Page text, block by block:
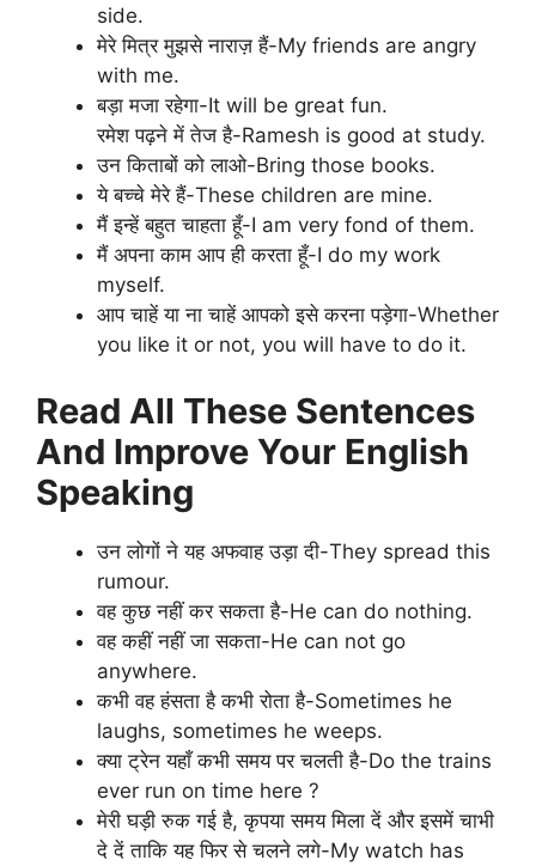
side.
मेरे मित्र मुझसे नाराज़ हैं-My friends are angry
with me.
बड़ा मजा रहेगा-It will be great fun.
रमेश पढ़ने में तेज है-Ramesh is good at study.
उन किताबों को लाओ-Bring those books.
ये बच्चे मेरे हैं-These children are mine.
मैं इन्हें बहुत चाहता हूँ-I am very fond of them.
मैं अपना काम आप ही करता हूँ-I do my work
myself.
आप चाहें या ना चाहें आपको इसे करना पड़ेगा-Whether
you like it or not, you will have to do it.
Read All These Sentences
And Improve Your English
Speaking
उन लोगों ने यह अफवाह उड़ा दी-They spread this
rumour.
वह कुछ नहीं कर सकता है-He can do nothing.
वह कहीं नहीं जा सकता-He can not go
anywhere.
कभी वह हंसता है कभी रोता है-Sometimes he
laughs, sometimes he weeps.
क्या ट्रेन यहाँ कभी समय पर चलती है-Do the trains
ever run on time here ?
मेरी घड़ी रुक गई है, कृपया समय मिला दें और इसमें चाभी
दे दें ताकि यह फिर से चलने लगे-My watch has